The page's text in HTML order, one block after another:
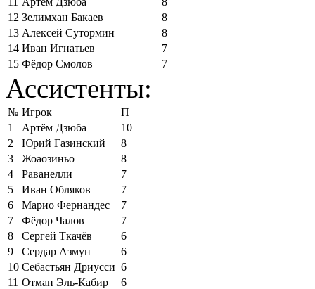
12 Зелимхан Бакаев
8
13 Алексей Сутормин
8
14 Иван Игнатьев
7
15 Фёдор Смолов 7
Ассистенты:
№ Игрок
П
1
Артём Дзюба
10
2
Юрий Газинский
8
3
Жоаозиньо
8
4
Раванелли
7
5
Иван Обляков
7
6
Марио Фернандес
7
7
Фёдор Чалов
7
8
Сергей Ткачёв
6
9
Сердар Азмун
6
10 Себастьян Дриусси 6
11 Отман Эль-Кабир 6